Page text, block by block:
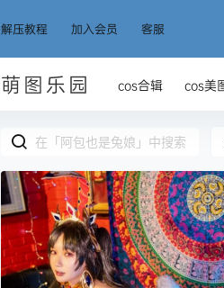
解压教程 加入会员 客服
萌图乐园 cos合辑 cos美